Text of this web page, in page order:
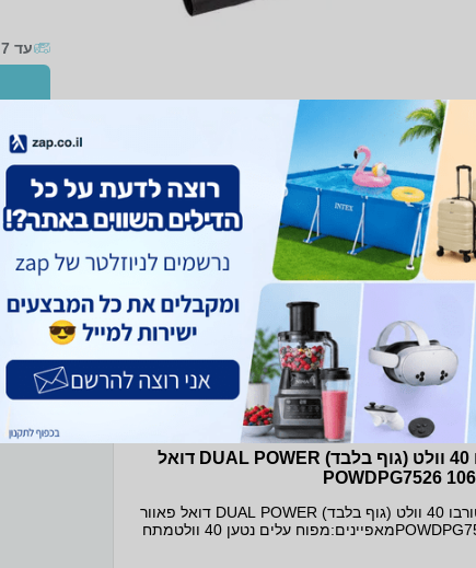
עד 7 ימי עסקים
מפוח עלים 40 וולט (גוף בלבד) DUAL POWER דואל
מפוח עלים טורבו 40 וולט (גוף בלבד) DUAL POWER דואל פאוור
דגם 106 POWDPG7526מאפיינים:מפוח עלים נטען 40 וולטמתח